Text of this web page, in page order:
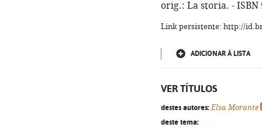
orig.: La storia. - ISBN
Link persistente: http://
ADICIONAR À LISTA
VER TÍTULOS
destes autores: Elsa Morante
deste tema: